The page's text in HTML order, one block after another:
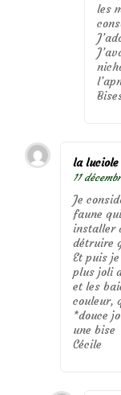
les
la luciole
11
Je
faune
installer
détruire
Et puis
plus joli
et les
couleur,
*douce
une bise
Cécile